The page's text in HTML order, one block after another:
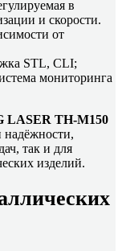
в
и скорости.
от
STL, CLI;
мониторинга
LASER TH-M150
надёжности,
так и для
изделий.